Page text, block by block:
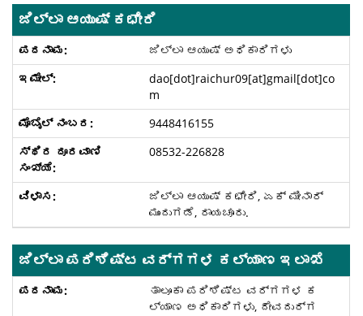
ಜಿಲ್ಲಾ ಆಯುಷ್ ಕಛೇರಿ
ಜಿಲ್ಲಾ ಆಯುಷ್ ಅಧಿಕಾರಿಗಳು
dao[dot]raichur09[at]gmail[dot]co
m
9448416155
08532-226828
ಜಿಲ್ಲಾ ಆಯುಷ್ ಕಛೇರಿ, ಏಕ್ ಮೀನಾರ್
ಮುಂದುಗಡೆ, ರಾಯಚೂರು.
ಜಿಲ್ಲಾ ಪರಿಶಿಷ್ಟ ವರ್ಗಗಳ ಕಲ್ಯಾಣ ಇಲಾಖೆ
ತಾಲೂಕಾ ಪರಿಶಿಷ್ಟ ವರ್ಗಗಳ ಕ
ಲ್ಯಾಣ ಅಧಿಕಾರಿಗಳು, ದೇವದುರ್ಗ